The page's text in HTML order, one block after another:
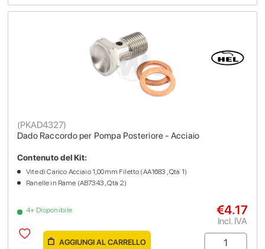
Dado Raccordo per Pompa Posteriore - Acciaio
(PKAD4327)
4+ Disponibile
Contenuto del Kit:
Vite di Carico Acciaio 1,00mm Filetto (AA1683 , Qtà 1)
Ranelle in Rame (AB7343 , Qtà 2)
€4.17
Incl. IVA
AGGIUNGI AL CARRELLO